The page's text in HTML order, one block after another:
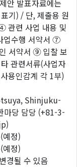
안 발표자료에는
기) / 단, 제출용 원
관련 사업 내용 및
업수행 서약서 ⑦
서약서 ⑨ 입찰 보
관련서류(사업자
용인감계 각 1부)
Shinjuku-
당 담당 (+81-3-
예정)
예정)
경될 수 있음